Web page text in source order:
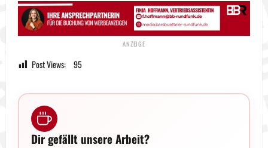
Post Views: 95
Dir gefällt unsere Arbeit?